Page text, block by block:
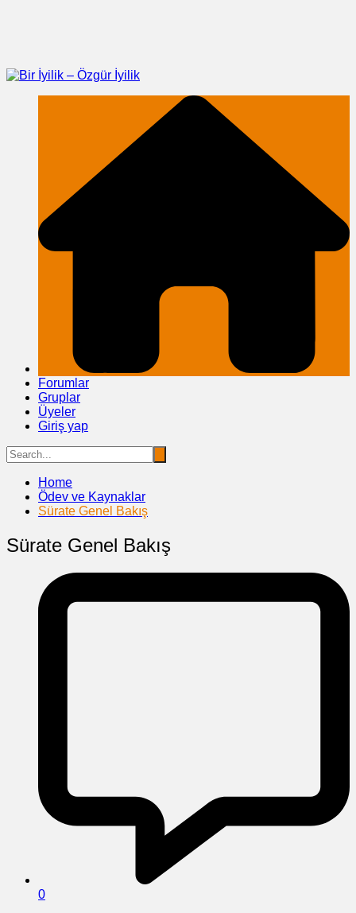
Forumlar
Gruplar
Üyeler
Giriş yap
Home
Ödev ve Kaynaklar
Sürate Genel Bakış
Sürate Genel Bakış
0